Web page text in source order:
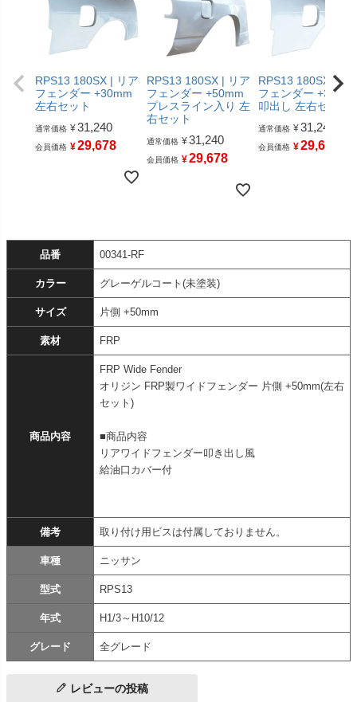
RPS13 180SX | リア
フェンダー +30mm
左右セット
通常価格 ¥31,240
会員価格 ¥29,678
RPS13 180SX | リア
フェンダー +50mm
プレスライン入り 左
右セット
通常価格 ¥31,240
会員価格 ¥29,678
RPS13 180SX | リ
フェンダー +30mm
叩出し 左右セット
通常価格 ¥31,240
会員価格 ¥29,678
品番 00341-RF
カラー グレーゲルコート(未塗装)
サイズ 片側 +50mm
素材 FRP
商品内容
FRP Wide Fender
オリジン FRP製ワイドフェンダー 片側 +50mm(左右
セット)
■商品内容
リアワイドフェンダー叩き出し風
給油口カバー付
備考 取り付け用ビスは付属しておりません。
車種 ニッサン
型式 RPS13
年式 H1/3～H10/12
グレード 全グレード
レビューの投稿